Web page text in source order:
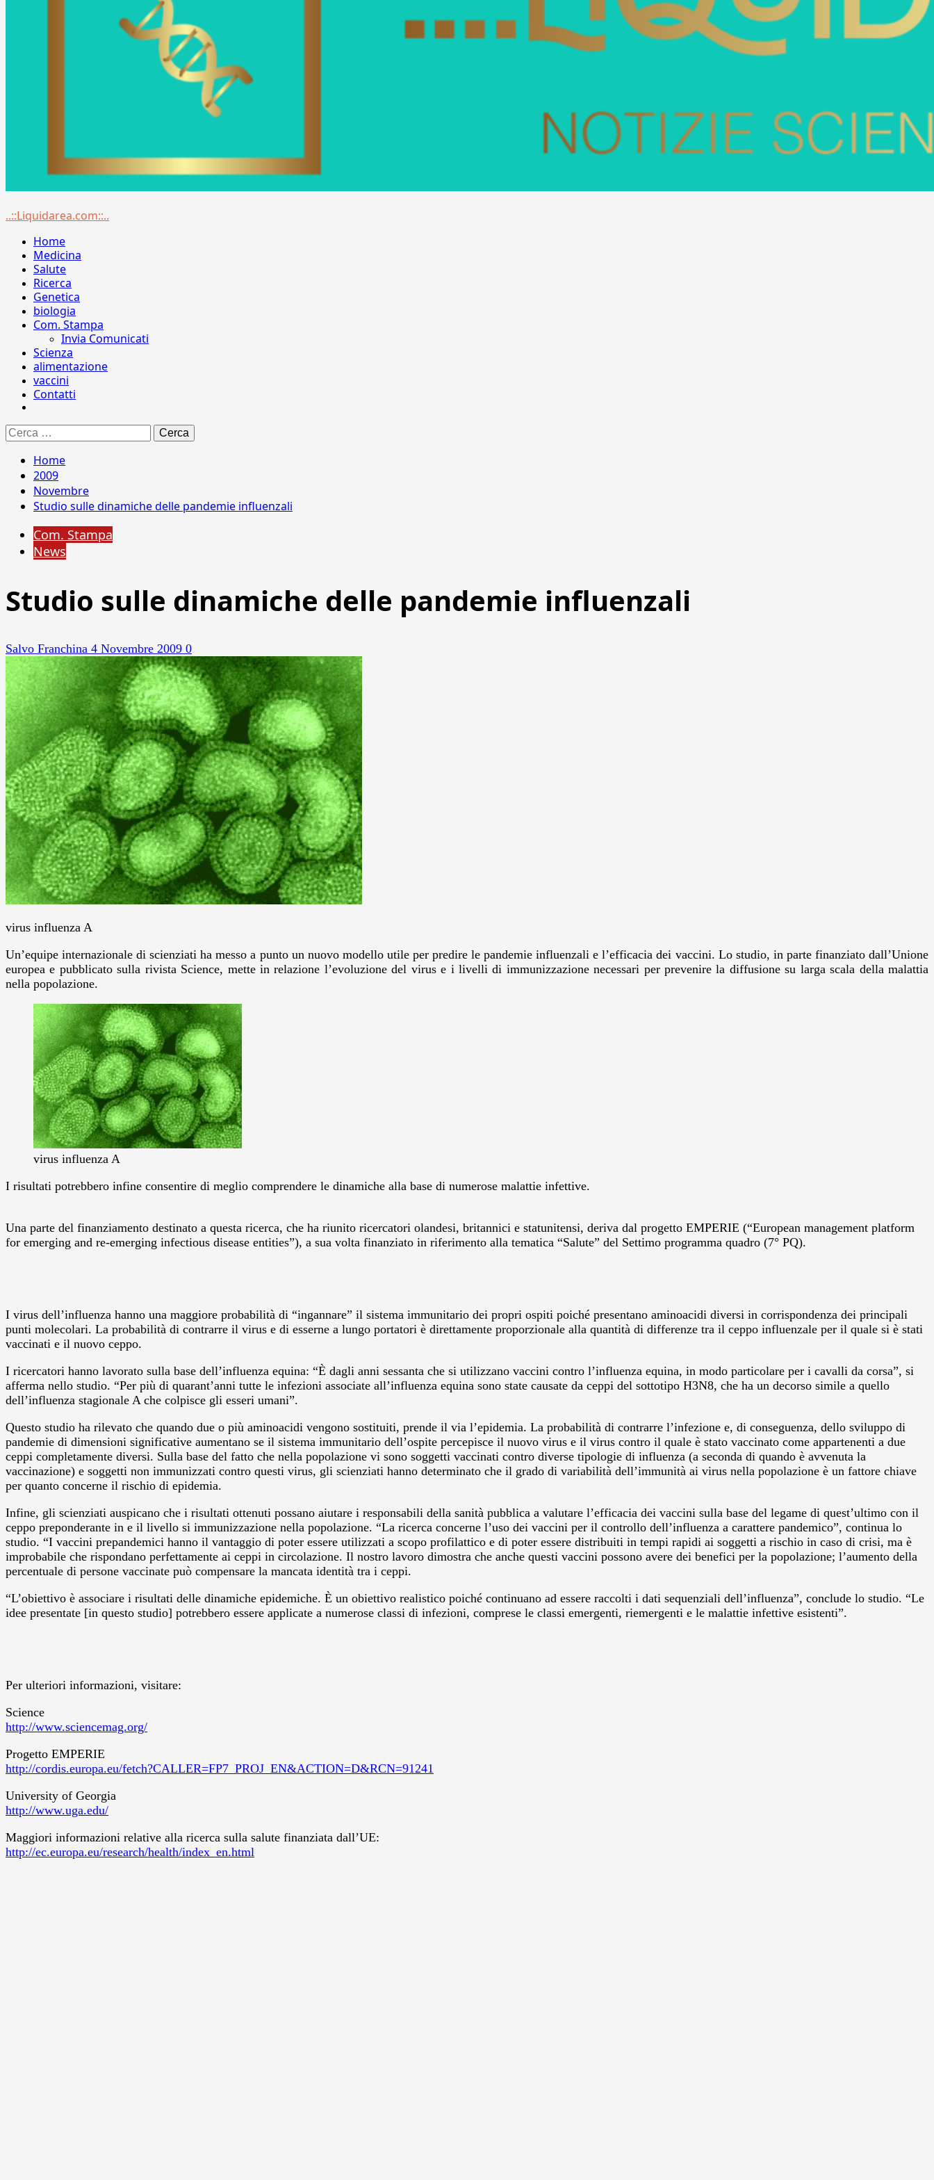
Menu
..::Liquidarea.com::..
Home
Medicina
Salute
Ricerca
Genetica
biologia
Com. Stampa
Invia Comunicati
Scienza
alimentazione
vaccini
Contatti
Ricerca
per:
Home
2009
Novembre
Studio sulle dinamiche delle pandemie influenzali
Com. Stampa
News
Studio sulle dinamiche delle pandemie influenzali
Salvo Franchina 4 Novembre 2009 0
virus influenza A
Un’equipe internazionale di scienziati ha messo a punto un nuovo modello utile per predire le pandemie influenzali e l’efficacia dei vaccini. Lo studio, in parte finanziato dall’Unione
europea e pubblicato sulla rivista Science, mette in relazione l’evoluzione del virus e i livelli di immunizzazione necessari per prevenire la diffusione su larga scala della malattia
nella popolazione.
virus influenza A
I risultati potrebbero infine consentire di meglio comprendere le dinamiche alla base di numerose malattie infettive.
Una parte del finanziamento destinato a questa ricerca, che ha riunito ricercatori olandesi, britannici e statunitensi, deriva dal progetto EMPERIE (“European management platform
for emerging and re-emerging infectious disease entities”), a sua volta finanziato in riferimento alla tematica “Salute” del Settimo programma quadro (7° PQ).
I virus dell’influenza hanno una maggiore probabilità di “ingannare” il sistema immunitario dei propri ospiti poiché presentano aminoacidi diversi in corrispondenza dei principali
punti molecolari. La probabilità di contrarre il virus e di esserne a lungo portatori è direttamente proporzionale alla quantità di differenze tra il ceppo influenzale per il quale si è stati
vaccinati e il nuovo ceppo.
I ricercatori hanno lavorato sulla base dell’influenza equina: “È dagli anni sessanta che si utilizzano vaccini contro l’influenza equina, in modo particolare per i cavalli da corsa”, si
afferma nello studio. “Per più di quarant’anni tutte le infezioni associate all’influenza equina sono state causate da ceppi del sottotipo H3N8, che ha un decorso simile a quello
dell’influenza stagionale A che colpisce gli esseri umani”.
Questo studio ha rilevato che quando due o più aminoacidi vengono sostituiti, prende il via l’epidemia. La probabilità di contrarre l’infezione e, di conseguenza, dello sviluppo di
pandemie di dimensioni significative aumentano se il sistema immunitario dell’ospite percepisce il nuovo virus e il virus contro il quale è stato vaccinato come appartenenti a due
ceppi completamente diversi. Sulla base del fatto che nella popolazione vi sono soggetti vaccinati contro diverse tipologie di influenza (a seconda di quando è avvenuta la
vaccinazione) e soggetti non immunizzati contro questi virus, gli scienziati hanno determinato che il grado di variabilità dell’immunità ai virus nella popolazione è un fattore chiave
per quanto concerne il rischio di epidemia.
Infine, gli scienziati auspicano che i risultati ottenuti possano aiutare i responsabili della sanità pubblica a valutare l’efficacia dei vaccini sulla base del legame di quest’ultimo con il
ceppo preponderante in e il livello si immunizzazione nella popolazione. “La ricerca concerne l’uso dei vaccini per il controllo dell’influenza a carattere pandemico”, continua lo
studio. “I vaccini prepandemici hanno il vantaggio di poter essere utilizzati a scopo profilattico e di poter essere distribuiti in tempi rapidi ai soggetti a rischio in caso di crisi, ma è
improbabile che rispondano perfettamente ai ceppi in circolazione. Il nostro lavoro dimostra che anche questi vaccini possono avere dei benefici per la popolazione; l’aumento della
percentuale di persone vaccinate può compensare la mancata identità tra i ceppi.
“L’obiettivo è associare i risultati delle dinamiche epidemiche. È un obiettivo realistico poiché continuano ad essere raccolti i dati sequenziali dell’influenza”, conclude lo studio. “Le
idee presentate [in questo studio] potrebbero essere applicate a numerose classi di infezioni, comprese le classi emergenti, riemergenti e le malattie infettive esistenti”.
Per ulteriori informazioni, visitare:
Science
http://www.sciencemag.org/
Progetto EMPERIE
http://cordis.europa.eu/fetch?CALLER=FP7_PROJ_EN&ACTION=D&RCN=91241
University of Georgia
http://www.uga.edu/
Maggiori informazioni relative alla ricerca sulla salute finanziata dall’UE:
http://ec.europa.eu/research/health/index_en.html